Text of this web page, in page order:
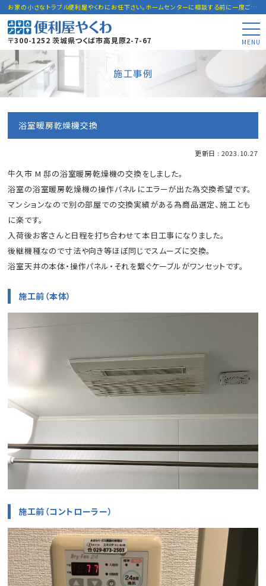
お家の小さなトラブル便利屋やくわにお任下さい。ホームセンターに相談する前に一度ご連絡下さい。
〒300-1252 茨城県つくば市高見原2-7-67 MENU
施工事例
浴室暖房乾燥機交換
更新日 : 2023.10.27
牛久市 M 邸の浴室暖房乾燥機の交換をしました。
浴室の浴室暖房乾燥機の操作パネルにエラーが出た為交換希望です。
マンションなので別の部屋での交換実績がある為商品選定、施工とも
に楽です。
入荷後お客さんと日程を打ち合わせて本日工事になりました。
後継機種なので寸法や向き等ほぼ同じでスムーズに交換。
浴室天井の本体・操作パネル・それを繋ぐケーブルがワンセットです。
施工前（本体）
施工前（コントローラー）